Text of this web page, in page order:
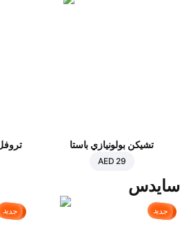
تشيكن بولونيازي باستا
AED 29
سايدس
جديد جديد